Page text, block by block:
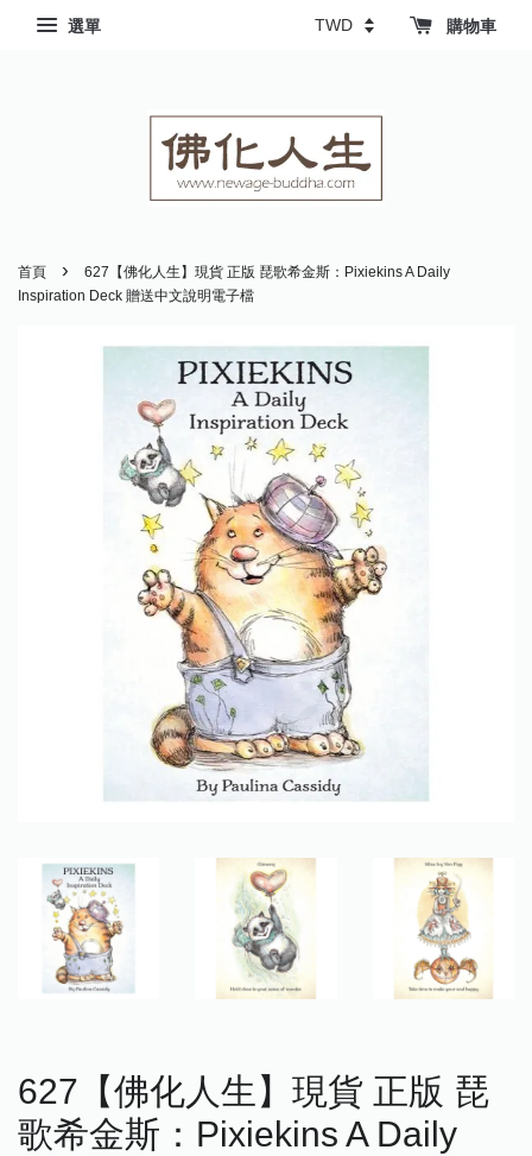
選單 購物車
首頁 ›
627【佛化人生】現貨 正版 琵歌希金斯：Pixiekins A Daily
Inspiration Deck 贈送中文說明電子檔
627【佛化人生】現貨 正版 琵
歌希金斯：Pixiekins A Daily